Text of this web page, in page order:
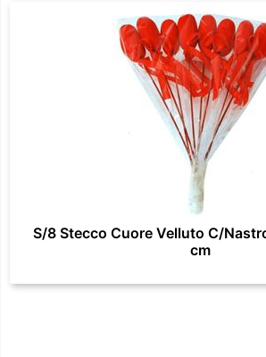
S/8 Stecco Cuore Velluto C/
cm